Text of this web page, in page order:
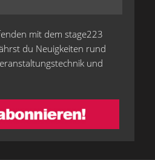
mit dem stage223
du Neuigkeiten rund
und